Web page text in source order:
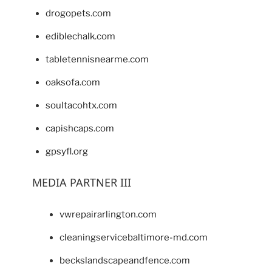
drogopets.com
ediblechalk.com
tabletennisnearme.com
oaksofa.com
soultacohtx.com
capishcaps.com
gpsyfl.org
MEDIA PARTNER III
vwrepairarlington.com
cleaningservicebaltimore-md.com
beckslandscapeandfence.com